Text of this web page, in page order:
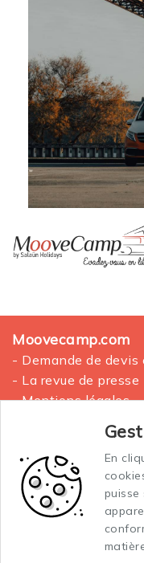
En
Moovecamp.com
- Demande de
- La revue de presse
- Mentions légales
La location des
Conditions
Conditions
Vos données